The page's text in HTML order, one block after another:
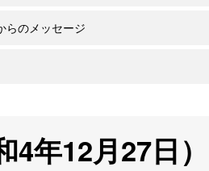
らのメッセージ
年12月27日）